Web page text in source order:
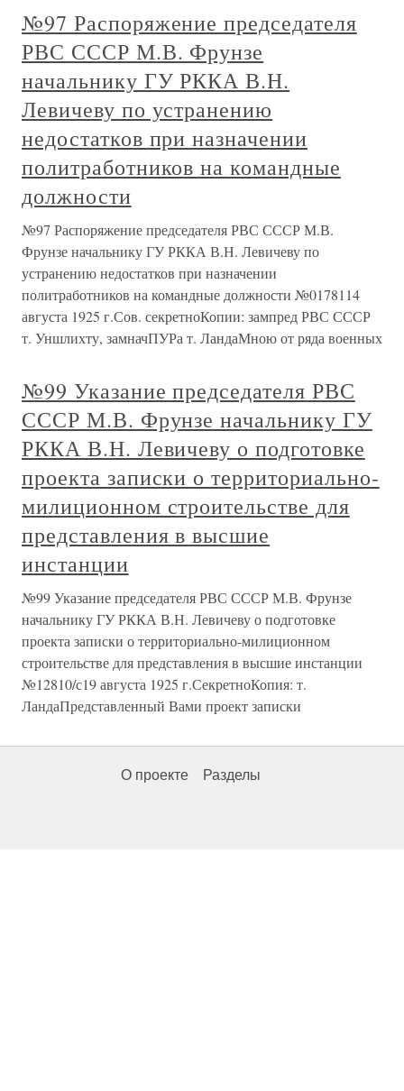
№97 Распоряжение председателя
РВС СССР М.В. Фрунзе
начальнику ГУ РККА В.Н.
Левичеву по устранению
недостатков при назначении
политработников на командные
должности
№97 Распоряжение председателя РВС СССР М.В.
Фрунзе начальнику ГУ РККА В.Н. Левичеву по
устранению недостатков при назначении
политработников на командные должности №0178114
августа 1925 г.Сов. секретноКопии: зампред РВС СССР
т. Уншлихту, замначПУРа т. ЛандаМною от ряда военных
№99 Указание председателя РВС
СССР М.В. Фрунзе начальнику ГУ
РККА В.Н. Левичеву о подготовке
проекта записки о территориально-
милиционном строительстве для
представления в высшие
инстанции
№99 Указание председателя РВС СССР М.В. Фрунзе
начальнику ГУ РККА В.Н. Левичеву о подготовке
проекта записки о территориально-милиционном
строительстве для представления в высшие инстанции
№12810/с19 августа 1925 г.СекретноКопия: т.
ЛандаПредставленный Вами проект записки
О проекте Разделы